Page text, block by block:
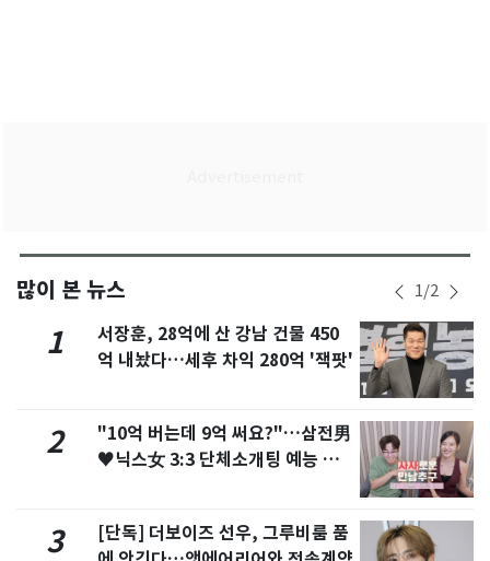
많이 본 뉴스 1/2
1
서장훈, 28억에 산 강남 건물 450
억 내놨다…세후 차익 280억 '잭팟'
2
"10억 버는데 9억 써요?"…삼전男
♥닉스女 3:3 단체소개팅 예능 화
3
[단독] 더보이즈 선우, 그루비룸 품